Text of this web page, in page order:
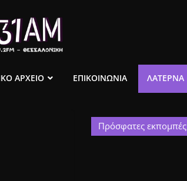
ΑΡΧΕΙΟ ΕΠΙΚΟΙΝΩΝΙΑ ΛΑΤΈΡΝΑ
Πρόσφατες εκπομπές